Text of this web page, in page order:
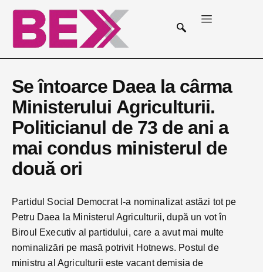
Se întoarce Daea la cârma
Ministerului Agriculturii.
Politicianul de 73 de ani a
mai condus ministerul de
două ori
Partidul Social Democrat l-a nominalizat astăzi tot pe
Petru Daea la Ministerul Agriculturii, după un vot în
Biroul Executiv al partidului, care a avut mai multe
nominalizări pe masă potrivit Hotnews. Postul de
ministru al Agriculturii este vacant demisia de